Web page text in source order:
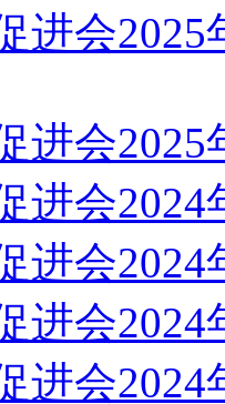
进会2025
进会2025
进会2024
进会2024
进会2024
进会2024